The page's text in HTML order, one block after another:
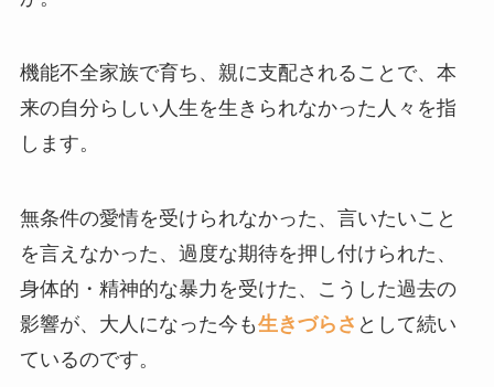
機能不全家族で育ち、親に支配されることで、本
来の自分らしい人生を生きられなかった人々を指
します。
無条件の愛情を受けられなかった、言いたいこと
を言えなかった、過度な期待を押し付けられた、
身体的・精神的な暴力を受けた、こうした過去の
影響が、大人になった今も生きづらさ として続い
ているのです。